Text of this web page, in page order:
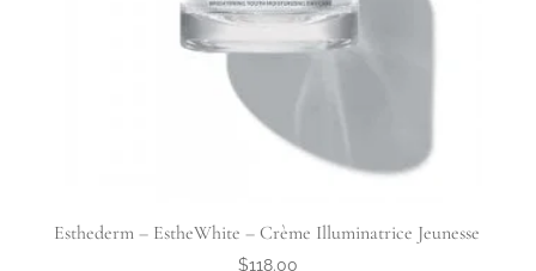
Esthederm – EstheWhite – Crème Illuminatrice Jeunesse
$118.00